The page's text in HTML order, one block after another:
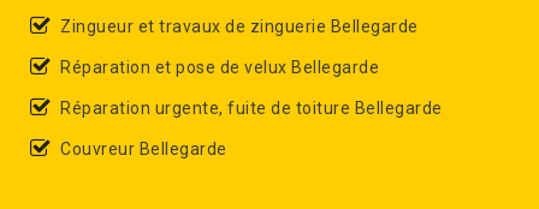
Zingueur et travaux de zinguerie Bellegarde
Réparation et pose de velux Bellegarde
Réparation urgente, fuite de toiture Bellegarde
Couvreur Bellegarde